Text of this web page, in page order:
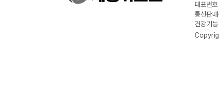
대표번
통신판
건강기